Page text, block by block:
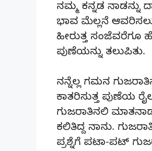
ನಮ್ಮ ಕನ್ನಡ ನಾಡನ್ನು
ಭಾವ ಮೆಲ್ಲನೆ
ಹೀರುತ್ತ ಸಂಜೆವರೆಗೂ
ಪುಣೆಯನ್ನು ತಲುಪಿತು.
ನನ್ನೆಲ್ಲ ಗಮನ
ಕಾತರಿಸುತ್ತ ಪುಣೆಯ
ಗುಜರಾತಿನಲಿ
ಕಲಿತಿದ್ದ ನಾನು.
ಪ್ರಶ್ನೆಗೆ ಪಟಾ-ಪಟ್